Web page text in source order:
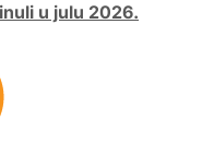
u julu 2026.